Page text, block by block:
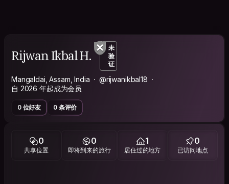
Rijwan Ikbal H.
未
验
证
Mangaldai, Assam, India
@rijwanikbal18
自 2026 年起成为会员
0 位好友 0 条评价
0
共享位置
0
即将到来的旅行
1
居住过的地方
0
已访问地点